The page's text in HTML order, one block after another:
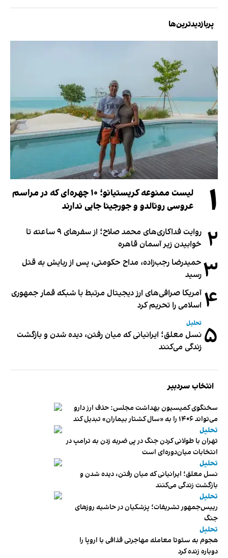
پربازدیدترین‌ها
۱
لیست ممنوعه کریستیانو؛ ۱۰ چهره‌ای که در مراسم
عروسی رونالدو و جورجینا جایی ندارند
۲
روایت فداکاری‌های محمد صلاح؛ از سفرهای ۹ ساعته تا
خوابیدن زیر آسمان قاهره
۳ حمیدرضا رجب‌زاده، مداح حکومتی، پس از ربایش به قتل
رسید
۴ آمریکا صرافی‌های ارز دیجیتال مرتبط با شبکه قمار جمهوری
اسلامی را تحریم کرد
۵ تحلیل
نسل معلق؛ ایرانیانی که میان رفتن، دیده شدن و بازگشت
زندگی می‌کنند
انتخاب سردبیر
سخنگوی کمیسیون بهداشت مجلس: حذف ارز دارو
می‌تواند ۱۴۰۶ را به «سال کشتار بیماران» تبدیل کند
تحلیل
تهران با طولانی کردن جنگ در پی ضربه زدن به ترامپ در
انتخابات میان‌دوره‌ای است
تحلیل
نسل معلق؛ ایرانیانی که میان رفتن، دیده شدن و
بازگشت زندگی می‌کنند
تحلیل
رییس‌جمهور تشریفات؛ پزشکیان در حاشیه روزهای
جنگ
تحلیل
هجوم به سئوتا معامله مهاجرتی قذافی با اروپا را
دوباره زنده کرد